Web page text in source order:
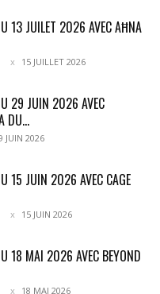
13 JUILET 2026 AVEC AĦNA
15 JUILLET 2026
29 JUIN 2026 AVEC
DU...
JUIN 2026
15 JUIN 2026 AVEC CAGE
15 JUIN 2026
18 MAI 2026 AVEC BEYOND
18 MAI 2026